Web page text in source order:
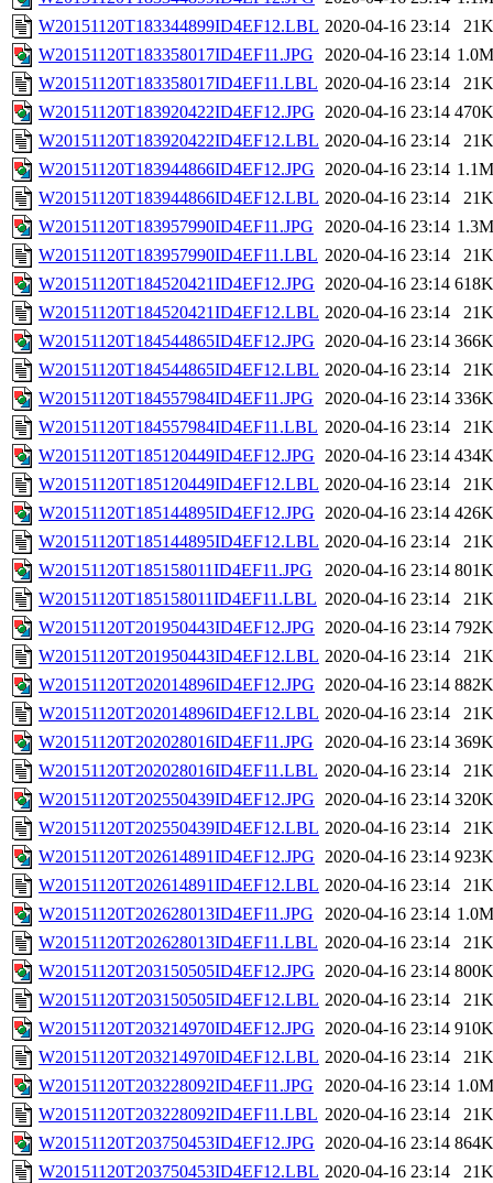
W20151120T183344899ID4EF12.LBL 2020-04-16 23:14
21K
W20151120T183358017ID4EF11.JPG
2020-04-16 23:14 1.0M
W20151120T183358017ID4EF11.LBL 2020-04-16 23:14
21K
W20151120T183920422ID4EF12.JPG 2020-04-16 23:14 470K
W20151120T183920422ID4EF12.LBL 2020-04-16 23:14
21K
W20151120T183944866ID4EF12.JPG 2020-04-16 23:14 1.1M
W20151120T183944866ID4EF12.LBL 2020-04-16 23:14
21K
W20151120T183957990ID4EF11.JPG
2020-04-16 23:14 1.3M
W20151120T183957990ID4EF11.LBL 2020-04-16 23:14
21K
W20151120T184520421ID4EF12.JPG 2020-04-16 23:14 618K
W20151120T184520421ID4EF12.LBL 2020-04-16 23:14
21K
W20151120T184544865ID4EF12.JPG 2020-04-16 23:14 366K
W20151120T184544865ID4EF12.LBL 2020-04-16 23:14
21K
W20151120T184557984ID4EF11.JPG
2020-04-16 23:14 336K
W20151120T184557984ID4EF11.LBL 2020-04-16 23:14
21K
W20151120T185120449ID4EF12.JPG 2020-04-16 23:14 434K
W20151120T185120449ID4EF12.LBL 2020-04-16 23:14
21K
W20151120T185144895ID4EF12.JPG 2020-04-16 23:14 426K
W20151120T185144895ID4EF12.LBL 2020-04-16 23:14
21K
W20151120T185158011ID4EF11.JPG
2020-04-16 23:14 801K
W20151120T185158011ID4EF11.LBL 2020-04-16 23:14
21K
W20151120T201950443ID4EF12.JPG 2020-04-16 23:14 792K
W20151120T201950443ID4EF12.LBL 2020-04-16 23:14
21K
W20151120T202014896ID4EF12.JPG 2020-04-16 23:14 882K
W20151120T202014896ID4EF12.LBL 2020-04-16 23:14
21K
W20151120T202028016ID4EF11.JPG
2020-04-16 23:14 369K
W20151120T202028016ID4EF11.LBL 2020-04-16 23:14
21K
W20151120T202550439ID4EF12.JPG 2020-04-16 23:14 320K
W20151120T202550439ID4EF12.LBL 2020-04-16 23:14
21K
W20151120T202614891ID4EF12.JPG 2020-04-16 23:14 923K
W20151120T202614891ID4EF12.LBL 2020-04-16 23:14
21K
W20151120T202628013ID4EF11.JPG
2020-04-16 23:14 1.0M
W20151120T202628013ID4EF11.LBL 2020-04-16 23:14
21K
W20151120T203150505ID4EF12.JPG 2020-04-16 23:14 800K
W20151120T203150505ID4EF12.LBL 2020-04-16 23:14
21K
W20151120T203214970ID4EF12.JPG 2020-04-16 23:14 910K
W20151120T203214970ID4EF12.LBL 2020-04-16 23:14
21K
W20151120T203228092ID4EF11.JPG
2020-04-16 23:14 1.0M
W20151120T203228092ID4EF11.LBL 2020-04-16 23:14
21K
W20151120T203750453ID4EF12.JPG 2020-04-16 23:14 864K
W20151120T203750453ID4EF12.LBL 2020-04-16 23:14
21K